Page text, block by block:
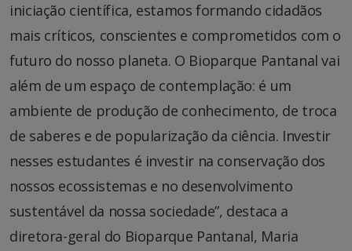
iniciação científica, estamos formando cidadãos
mais críticos, conscientes e comprometidos com o
futuro do nosso planeta. O Bioparque Pantanal vai
além de um espaço de contemplação: é um
ambiente de produção de conhecimento, de troca
de saberes e de popularização da ciência. Investir
nesses estudantes é investir na conservação dos
nossos ecossistemas e no desenvolvimento
sustentável da nossa sociedade”, destaca a
diretora-geral do Bioparque Pantanal, Maria